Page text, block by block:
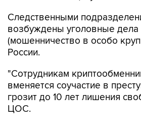
Следственными
возбуждены уголовные дела
(мошенничество в особо
России.
"Сотрудникам
вменяется соучастие в
грозит до 10 лет лишения
ЦОС.